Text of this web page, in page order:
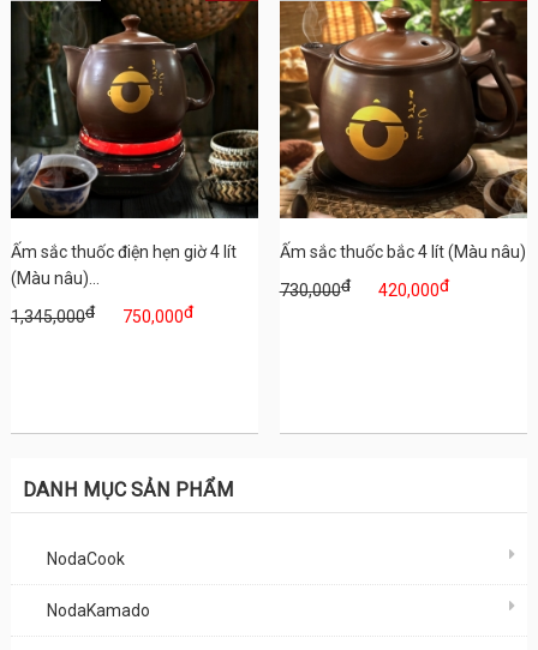
Ấm sắc thuốc điện hẹn giờ 4 lít
(Màu nâu)...
1,345,000đ 750,000đ
Ấm sắc thuốc bắc 4 lít (Màu nâu)
730,000đ 420,000đ
DANH MỤC SẢN PHẨM
NodaCook
NodaKamado